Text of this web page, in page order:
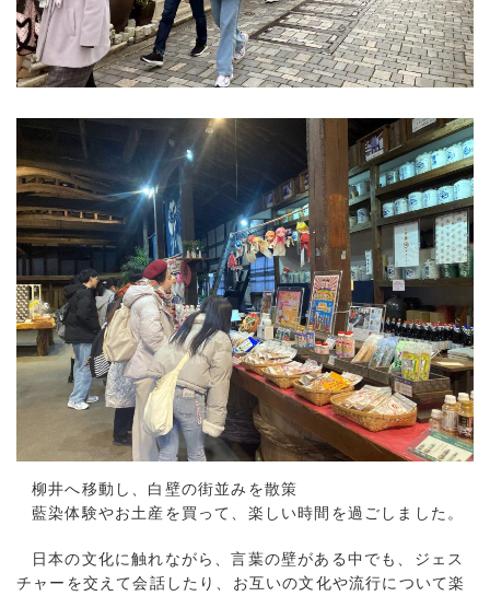
柳井へ移動し、白壁の街並みを散策
藍染体験やお土産を買って、楽しい時間を過ごしました。
日本の文化に触れながら、言葉の壁がある中でも、ジェス
チャーを交えて会話したり、お互いの文化や流行について楽